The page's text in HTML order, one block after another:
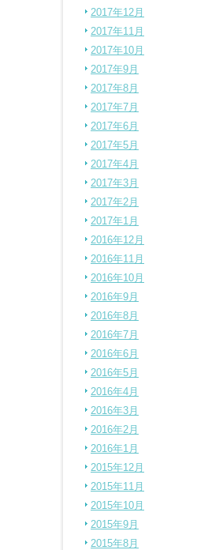
2017年12月
2017年11月
2017年10月
2017年9月
2017年8月
2017年7月
2017年6月
2017年5月
2017年4月
2017年3月
2017年2月
2017年1月
2016年12月
2016年11月
2016年10月
2016年9月
2016年8月
2016年7月
2016年6月
2016年5月
2016年4月
2016年3月
2016年2月
2016年1月
2015年12月
2015年11月
2015年10月
2015年9月
2015年8月